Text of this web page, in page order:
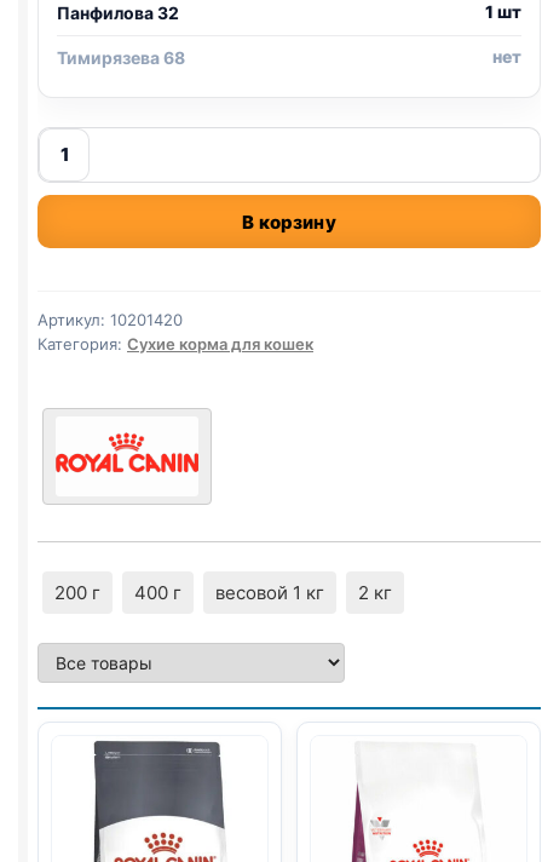
Панфилова 32 1 шт
Тимирязева 68 нет
Количество
товара
Royal
сух.
&
BABYCAT)
В корзину
Артикул: 10201420
Категория: Сухие корма для кошек
200 г 400 г весовой 1 кг 2 кг